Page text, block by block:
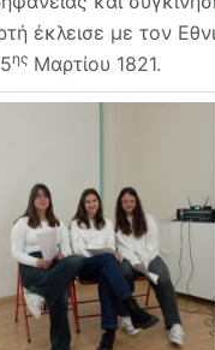
έκλεισε με τον
ης Μαρτίου 1821.